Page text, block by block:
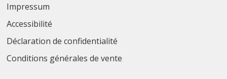
Impressum
Accessibilité
Déclaration de confidentialité
Conditions générales de vente